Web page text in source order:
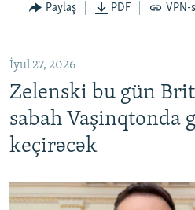
Paylaş PDF VPN-
İyul 27, 2026
Zelenski bu gün
sabah Vaşinqtonda
keçirəcək